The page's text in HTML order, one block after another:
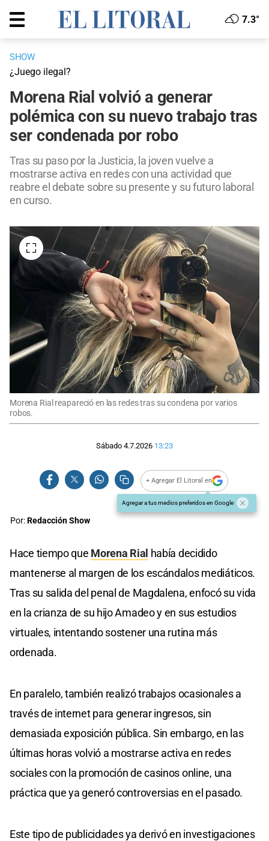
7.3°
SHOW
¿Juego ilegal?
Morena Rial volvió a generar
polémica con su nuevo trabajo tras
ser condenada por robo
Tras su paso por la Justicia, la joven vuelve a
mostrarse activa en redes con una actividad que
reabre el debate sobre su presente y su futuro laboral
en curso.
Morena Rial reapareció en las redes tras su condena por varios
robos.
Sábado 4.7.2026 13:23
+ Agregar El Litoral en
Agregar a tus medios preferidos en Google
Por:Redacción Show
Hace tiempo que Morena Rial había decidido
mantenerse al margen de los escándalos mediáticos.
Tras su salida del penal de Magdalena, enfocó su vida
en la crianza de su hijo Amadeo y en sus estudios
virtuales, intentando sostener una rutina más
ordenada.
En paralelo, también realizó trabajos ocasionales a
través de internet para generar ingresos, sin
demasiada exposición pública. Sin embargo, en las
últimas horas volvió a mostrarse activa en redes
sociales con la promoción de casinos online, una
práctica que ya generó controversias en el pasado.
Este tipo de publicidades ya derivó en investigaciones